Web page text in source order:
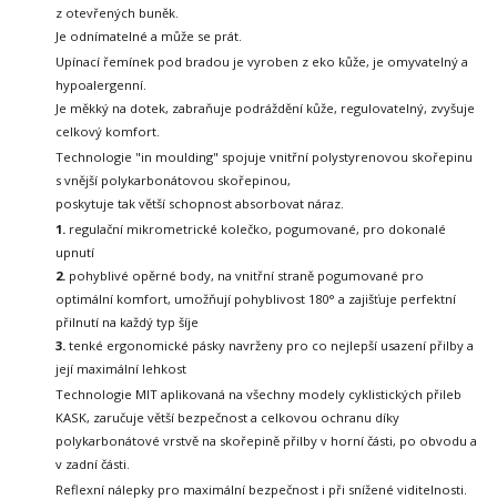
z otevřených buněk.
Je odnímatelné a může se prát.
Upínací řemínek pod bradou je vyroben z eko kůže, je omyvatelný a
hypoalergenní.
Je měkký na dotek, zabraňuje podráždění kůže, regulovatelný, zvyšuje
celkový komfort.
Technologie "in moulding" spojuje vnitřní polystyrenovou skořepinu
s vnější polykarbonátovou skořepinou,
poskytuje tak větší schopnost absorbovat náraz.
1. regulační mikrometrické kolečko, pogumované, pro dokonalé
upnutí
2. pohyblivé opěrné body, na vnitřní straně pogumované pro
optimální komfort, umožňují pohyblivost 180° a zajišťuje perfektní
přilnutí na každý typ šíje
3. tenké ergonomické pásky navrženy pro co nejlepší usazení přilby a
její maximální lehkost
Technologie MIT aplikovaná na všechny modely cyklistických přileb
KASK, zaručuje větší bezpečnost a celkovou ochranu díky
polykarbonátové vrstvě na skořepině přilby v horní části, po obvodu a
v zadní části.
Reflexní nálepky pro maximální bezpečnost i při snížené viditelnosti.